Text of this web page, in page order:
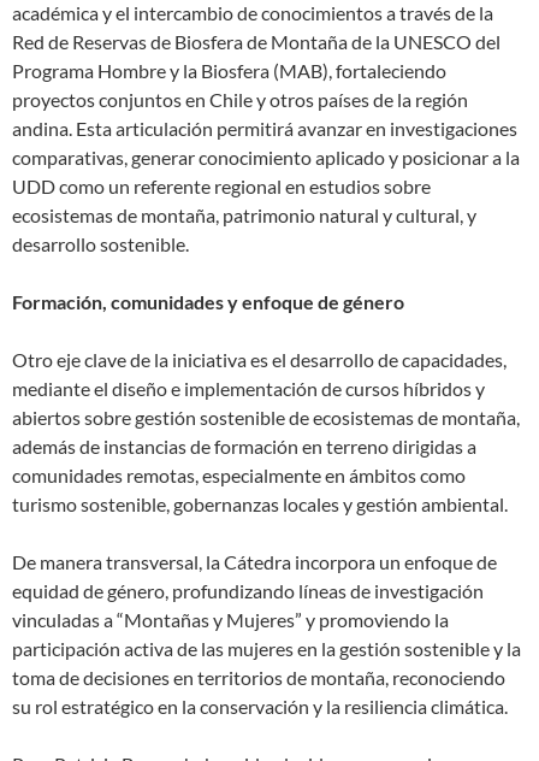
académica y el intercambio de conocimientos a través de la
Red de Reservas de Biosfera de Montaña de la UNESCO del
Programa Hombre y la Biosfera (MAB), fortaleciendo
proyectos conjuntos en Chile y otros países de la región
andina. Esta articulación permitirá avanzar en investigaciones
comparativas, generar conocimiento aplicado y posicionar a la
UDD como un referente regional en estudios sobre
ecosistemas de montaña, patrimonio natural y cultural, y
desarrollo sostenible.
Formación, comunidades y enfoque de género
Otro eje clave de la iniciativa es el desarrollo de capacidades,
mediante el diseño e implementación de cursos híbridos y
abiertos sobre gestión sostenible de ecosistemas de montaña,
además de instancias de formación en terreno dirigidas a
comunidades remotas, especialmente en ámbitos como
turismo sostenible, gobernanzas locales y gestión ambiental.
De manera transversal, la Cátedra incorpora un enfoque de
equidad de género, profundizando líneas de investigación
vinculadas a “Montañas y Mujeres” y promoviendo la
participación activa de las mujeres en la gestión sostenible y la
toma de decisiones en territorios de montaña, reconociendo
su rol estratégico en la conservación y la resiliencia climática.